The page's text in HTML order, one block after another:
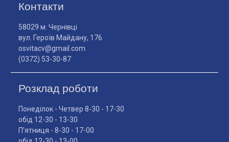
Контакти
58029 м. Чернівці
вул. Героїв Майдану, 176
osvitacv@gmail.com
(0372) 53-30-87
Розклад роботи
Понеділок - Четвер 8-30 - 17-30
обід 12-30 - 13-30
П'ятниця - 8-30 - 17-00